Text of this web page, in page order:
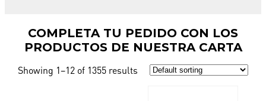
COMPLETA TU PEDIDO CON LOS
PRODUCTOS DE NUESTRA CARTA
Showing 1–12 of 1355 results